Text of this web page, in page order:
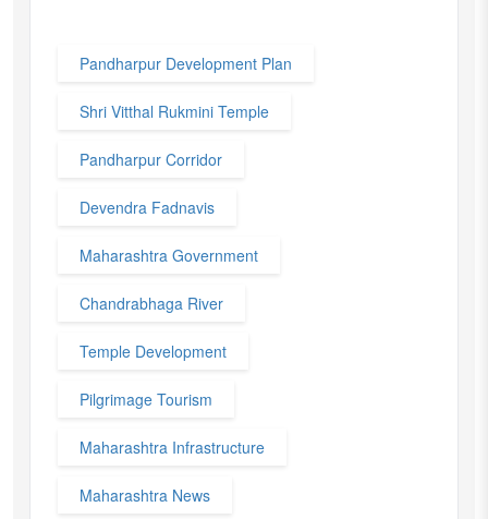
Pandharpur Development Plan
Shri Vitthal Rukmini Temple
Pandharpur Corridor
Devendra Fadnavis
Maharashtra Government
Chandrabhaga River
Temple Development
Pilgrimage Tourism
Maharashtra Infrastructure
Maharashtra News